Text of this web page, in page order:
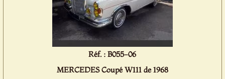
Réf. : B055-06
MERCEDES Coupé W111 de 1968